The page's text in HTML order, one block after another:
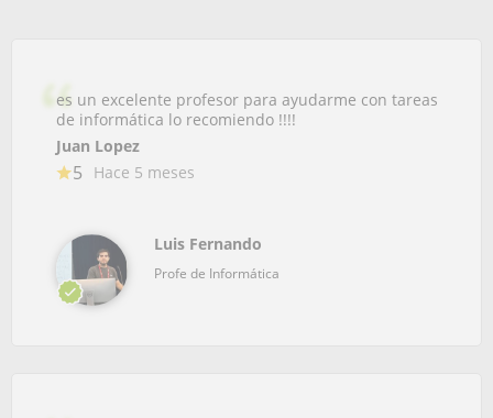
es un excelente profesor para ayudarme con tareas
de informática lo recomiendo !!!!
Juan Lopez
5 Hace 5 meses
Luis Fernando
Profe de Informática